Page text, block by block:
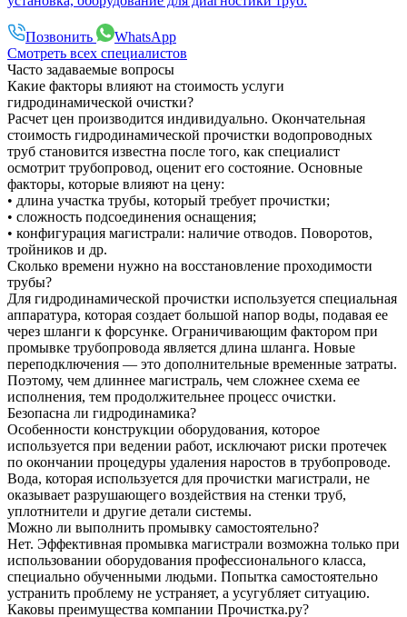
Позвонить
WhatsApp
Смотреть всех специалистов
Часто задаваемые вопросы
Какие факторы влияют на стоимость услуги
гидродинамической очистки?
Расчет цен производится индивидуально. Окончательная
стоимость гидродинамической прочистки водопроводных
труб становится известна после того, как специалист
осмотрит трубопровод, оценит его состояние. Основные
факторы, которые влияют на цену:
• длина участка трубы, который требует прочистки;
• сложность подсоединения оснащения;
• конфигурация магистрали: наличие отводов. Поворотов,
тройников и др.
Сколько времени нужно на восстановление проходимости
трубы?
Для гидродинамической прочистки используется специальная
аппаратура, которая создает большой напор воды, подавая ее
через шланги к форсунке. Ограничивающим фактором при
промывке трубопровода является длина шланга. Новые
переподключения — это дополнительные временные затраты.
Поэтому, чем длиннее магистраль, чем сложнее схема ее
исполнения, тем продолжительнее процесс очистки.
Безопасна ли гидродинамика?
Особенности конструкции оборудования, которое
используется при ведении работ, исключают риски протечек
по окончании процедуры удаления наростов в трубопроводе.
Вода, которая используется для прочистки магистрали, не
оказывает разрушающего воздействия на стенки труб,
уплотнители и другие детали системы.
Можно ли выполнить промывку самостоятельно?
Нет. Эффективная промывка магистрали возможна только при
использовании оборудования профессионального класса,
специально обученными людьми. Попытка самостоятельно
устранить проблему не устраняет, а усугубляет ситуацию.
Каковы преимущества компании Прочистка.ру?